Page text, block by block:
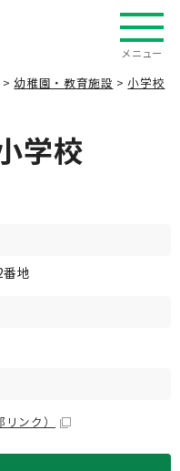
メニュー
>幼稚園・教育施設 >小学校
学校
地
リンク）